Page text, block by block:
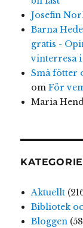
Josefin
Barna
gratis -
vinterresa i
Små fötter
om För
Maria
Aktuellt
Bibliotek
Bloggen